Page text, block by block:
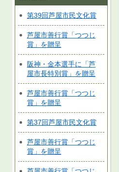
第39回芦屋市民文化賞
芦屋市善行賞「つつじ
賞」を贈呈
阪神・金本選手に「芦
屋市長特別賞」を贈呈
芦屋市善行賞「つつじ
賞」を贈呈
第37回芦屋市民文化賞
芦屋市善行賞「つつじ
賞」を贈呈